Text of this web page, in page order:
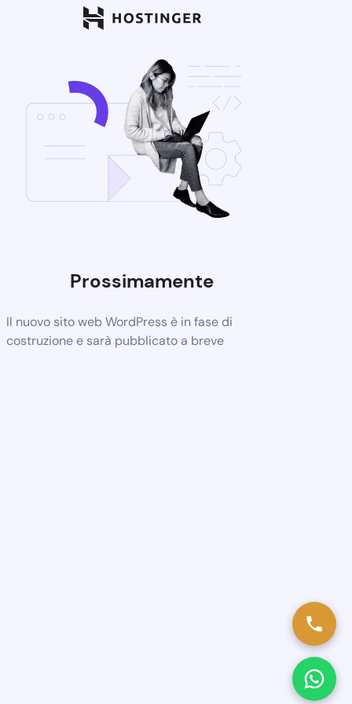
Prossimamente
Il nuovo sito web WordPress è in fase di
costruzione e sarà pubblicato a breve